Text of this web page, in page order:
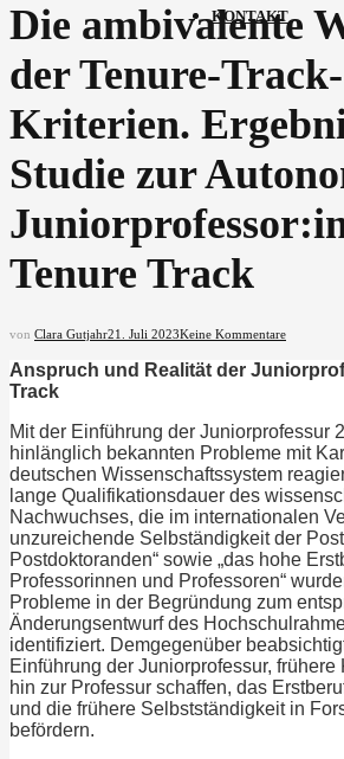
KONTAKT
Die ambivalente
der Tenure-Track-
Kriterien.
Studie zur
Tenure Track
von Clara Gutjahr21. Juli 2023Keine Kommentare
Anspruch und Realität der
Track
Mit der Einführung der Juniorprofessur
hinlänglich bekannten Probleme mit
deutschen Wissenschaftssystem
lange Qualifikationsdauer des
Nachwuchses, die im internationalen
unzureichende Selbständigkeit der
Postdoktoranden“ sowie „das hohe
Professorinnen und Professoren“
Probleme in der Begründung zum
Änderungsentwurf des
identifiziert. Demgegenüber
Einführung der Juniorprofessur,
hin zur Professur schaffen, das
und die frühere Selbstständigkeit in
befördern.